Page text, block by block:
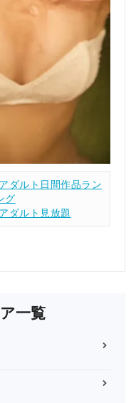
アダルト日間作品ラン
グ
アダルト見放題
一覧